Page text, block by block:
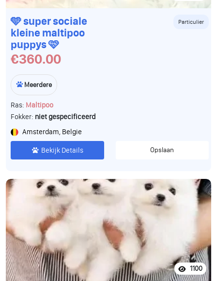
🩵 super sociale
kleine maltipoo
puppys 🩷
Particulier
€360.00
Meerdere
Ras: Maltipoo
Fokker: niet gespecificeerd
Amsterdam, Belgie
Bekijk Details Opslaan
1100